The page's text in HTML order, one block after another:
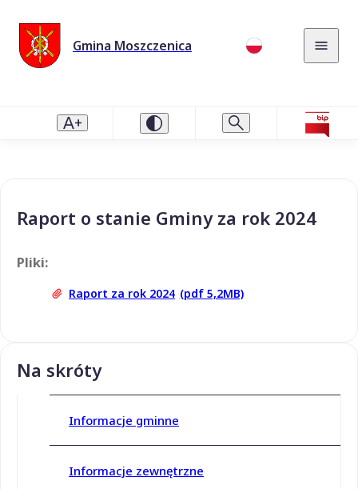
Gmina Moszczenica
Raport o stanie Gminy za rok 2024
Pliki:
Raport za rok 2024 (pdf 5,2MB)
Na skróty
Informacje gminne
Informacje zewnętrzne